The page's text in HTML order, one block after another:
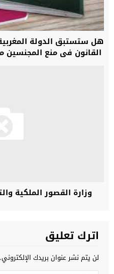
هل ستستبق الدولة
القانون في منع المجنسين
وزارة القصور الملكية
اترك تعليق
لن يتم نشر عنوان بريدك الإلكتروني.